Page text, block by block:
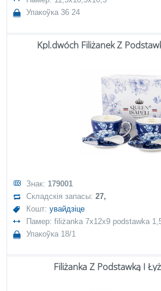
Упакоўка 36 24
Kpl.dwóch Filiżanek Z
Знак: 179001
Складскія запасы:27,
Кошт:увайдзіце
Памер: filiżanka 7x12x9 podstawka
Упакоўка 18/1
Filiżanka Z Podstawką I